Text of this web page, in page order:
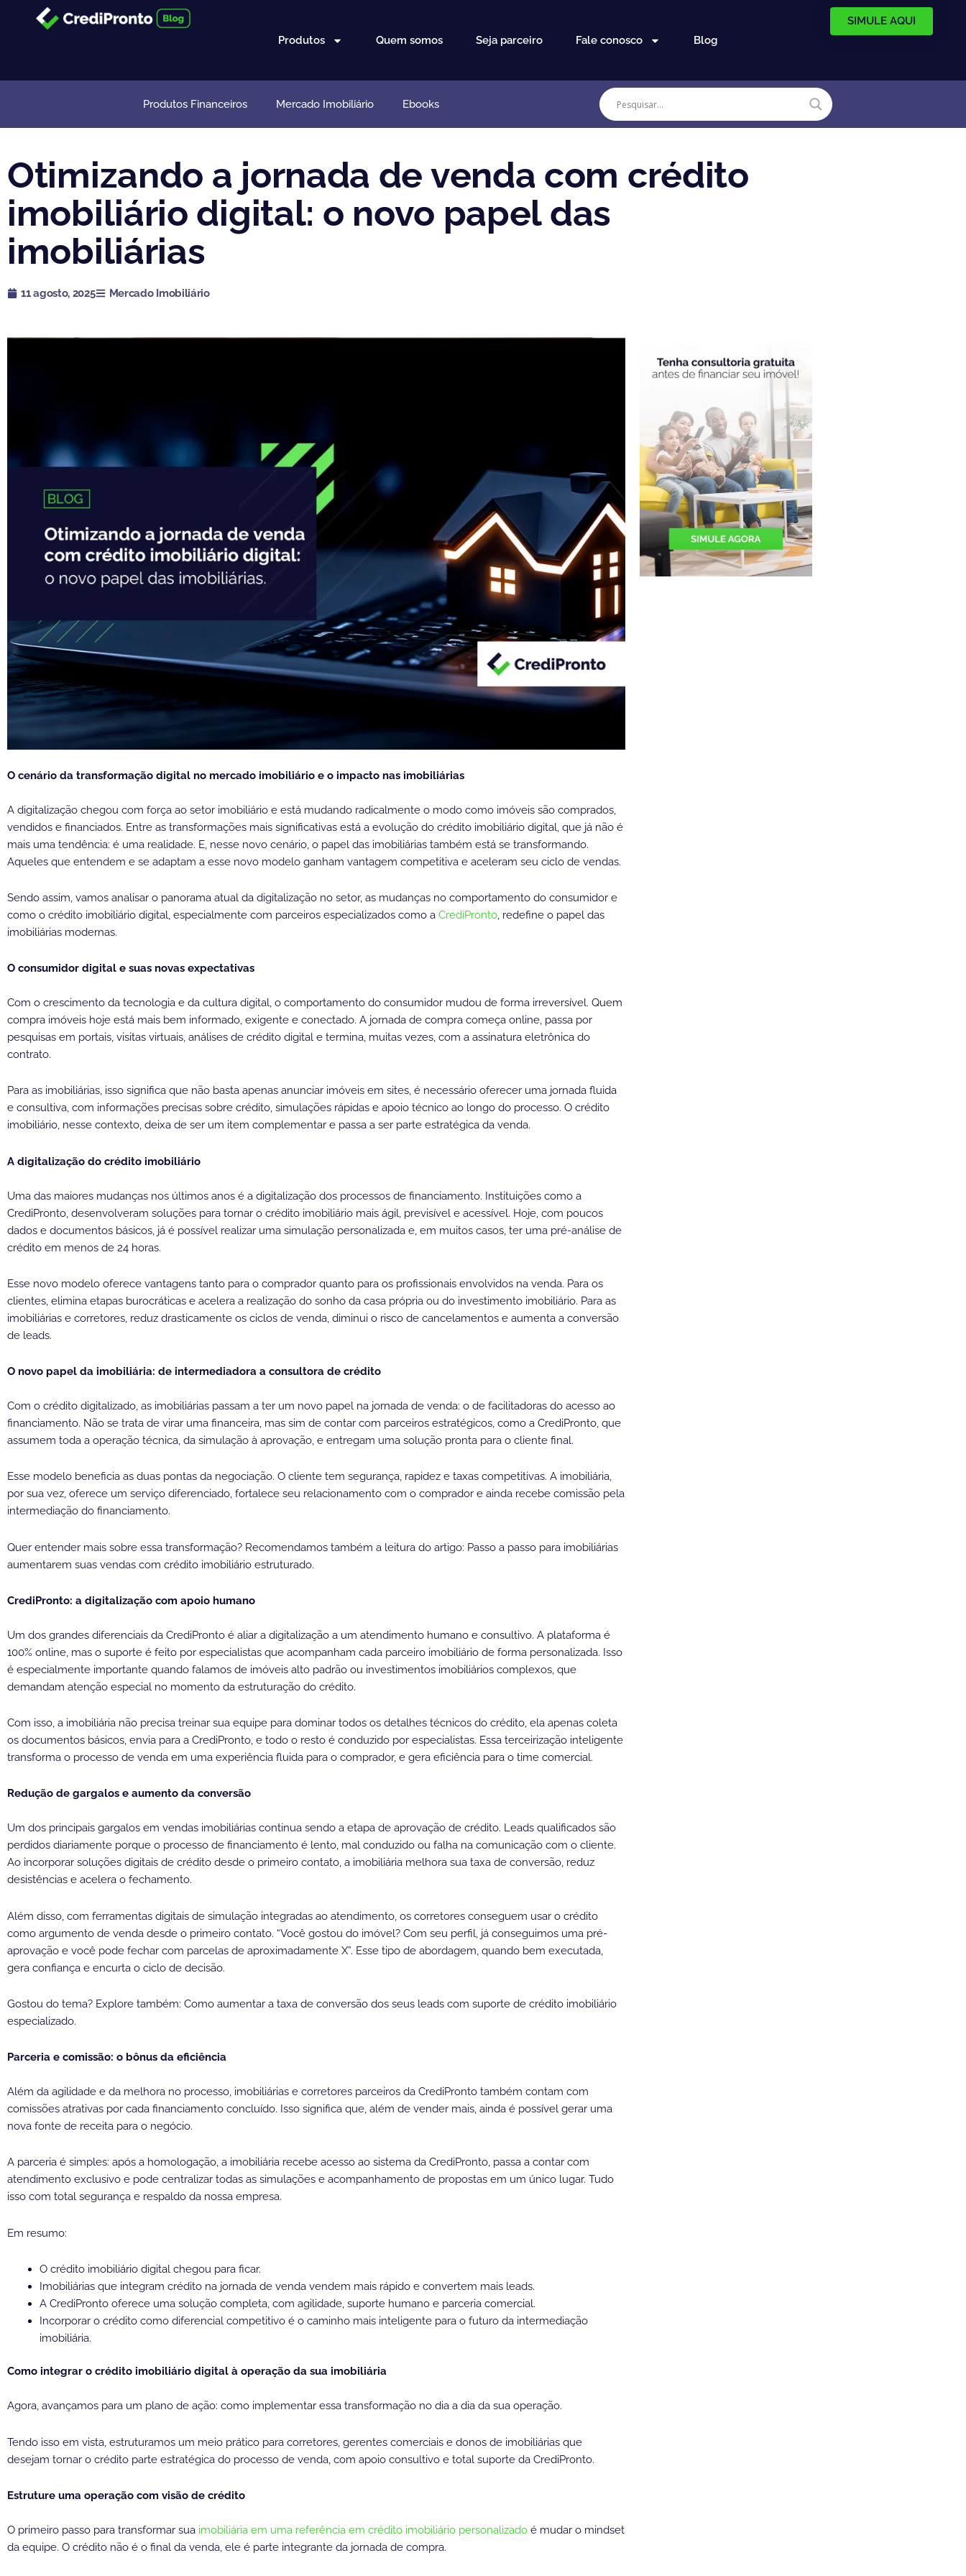
Produtos Quem somos Seja parceiro Fale conosco Blog
SIMULE AQUI
Produtos Financeiros Mercado Imobiliário Ebooks
Otimizando a jornada de venda com crédito
imobiliário digital: o novo papel das
imobiliárias
11 agosto, 2025 Mercado Imobiliário
O cenário da transformação digital no mercado imobiliário e o impacto nas imobiliárias
A digitalização chegou com força ao setor imobiliário e está mudando radicalmente o modo como imóveis são comprados,
vendidos e financiados. Entre as transformações mais significativas está a evolução do crédito imobiliário digital, que já não é
mais uma tendência: é uma realidade. E, nesse novo cenário, o papel das imobiliárias também está se transformando.
Aqueles que entendem e se adaptam a esse novo modelo ganham vantagem competitiva e aceleram seu ciclo de vendas.
Sendo assim, vamos analisar o panorama atual da digitalização no setor, as mudanças no comportamento do consumidor e
como o crédito imobiliário digital, especialmente com parceiros especializados como a CrediPronto, redefine o papel das
imobiliárias modernas.
O consumidor digital e suas novas expectativas
Com o crescimento da tecnologia e da cultura digital, o comportamento do consumidor mudou de forma irreversível. Quem
compra imóveis hoje está mais bem informado, exigente e conectado. A jornada de compra começa online, passa por
pesquisas em portais, visitas virtuais, análises de crédito digital e termina, muitas vezes, com a assinatura eletrônica do
contrato.
Para as imobiliárias, isso significa que não basta apenas anunciar imóveis em sites, é necessário oferecer uma jornada fluida
e consultiva, com informações precisas sobre crédito, simulações rápidas e apoio técnico ao longo do processo. O crédito
imobiliário, nesse contexto, deixa de ser um item complementar e passa a ser parte estratégica da venda.
A digitalização do crédito imobiliário
Uma das maiores mudanças nos últimos anos é a digitalização dos processos de financiamento. Instituições como a
CrediPronto, desenvolveram soluções para tornar o crédito imobiliário mais ágil, previsível e acessível. Hoje, com poucos
dados e documentos básicos, já é possível realizar uma simulação personalizada e, em muitos casos, ter uma pré-análise de
crédito em menos de 24 horas.
Esse novo modelo oferece vantagens tanto para o comprador quanto para os profissionais envolvidos na venda. Para os
clientes, elimina etapas burocráticas e acelera a realização do sonho da casa própria ou do investimento imobiliário. Para as
imobiliárias e corretores, reduz drasticamente os ciclos de venda, diminui o risco de cancelamentos e aumenta a conversão
de leads.
O novo papel da imobiliária: de intermediadora a consultora de crédito
Com o crédito digitalizado, as imobiliárias passam a ter um novo papel na jornada de venda: o de facilitadoras do acesso ao
financiamento. Não se trata de virar uma financeira, mas sim de contar com parceiros estratégicos, como a CrediPronto, que
assumem toda a operação técnica, da simulação à aprovação, e entregam uma solução pronta para o cliente final.
Esse modelo beneficia as duas pontas da negociação. O cliente tem segurança, rapidez e taxas competitivas. A imobiliária,
por sua vez, oferece um serviço diferenciado, fortalece seu relacionamento com o comprador e ainda recebe comissão pela
intermediação do financiamento.
Quer entender mais sobre essa transformação? Recomendamos também a leitura do artigo: Passo a passo para imobiliárias
aumentarem suas vendas com crédito imobiliário estruturado.
CrediPronto: a digitalização com apoio humano
Um dos grandes diferenciais da CrediPronto é aliar a digitalização a um atendimento humano e consultivo. A plataforma é
100% online, mas o suporte é feito por especialistas que acompanham cada parceiro imobiliário de forma personalizada. Isso
é especialmente importante quando falamos de imóveis alto padrão ou investimentos imobiliários complexos, que
demandam atenção especial no momento da estruturação do crédito.
Com isso, a imobiliária não precisa treinar sua equipe para dominar todos os detalhes técnicos do crédito, ela apenas coleta
os documentos básicos, envia para a CrediPronto, e todo o resto é conduzido por especialistas. Essa terceirização inteligente
transforma o processo de venda em uma experiência fluida para o comprador, e gera eficiência para o time comercial.
Redução de gargalos e aumento da conversão
Um dos principais gargalos em vendas imobiliárias continua sendo a etapa de aprovação de crédito. Leads qualificados são
perdidos diariamente porque o processo de financiamento é lento, mal conduzido ou falha na comunicação com o cliente.
Ao incorporar soluções digitais de crédito desde o primeiro contato, a imobiliária melhora sua taxa de conversão, reduz
desistências e acelera o fechamento.
Além disso, com ferramentas digitais de simulação integradas ao atendimento, os corretores conseguem usar o crédito
como argumento de venda desde o primeiro contato. “Você gostou do imóvel? Com seu perfil, já conseguimos uma pré-
aprovação e você pode fechar com parcelas de aproximadamente X”. Esse tipo de abordagem, quando bem executada,
gera confiança e encurta o ciclo de decisão.
Gostou do tema? Explore também: Como aumentar a taxa de conversão dos seus leads com suporte de crédito imobiliário
especializado.
Parceria e comissão: o bônus da eficiência
Além da agilidade e da melhora no processo, imobiliárias e corretores parceiros da CrediPronto também contam com
comissões atrativas por cada financiamento concluído. Isso significa que, além de vender mais, ainda é possível gerar uma
nova fonte de receita para o negócio.
A parceria é simples: após a homologação, a imobiliária recebe acesso ao sistema da CrediPronto, passa a contar com
atendimento exclusivo e pode centralizar todas as simulações e acompanhamento de propostas em um único lugar. Tudo
isso com total segurança e respaldo da nossa empresa.
Em resumo:
O crédito imobiliário digital chegou para ficar.
Imobiliárias que integram crédito na jornada de venda vendem mais rápido e convertem mais leads.
A CrediPronto oferece uma solução completa, com agilidade, suporte humano e parceria comercial.
Incorporar o crédito como diferencial competitivo é o caminho mais inteligente para o futuro da intermediação
imobiliária.
Como integrar o crédito imobiliário digital à operação da sua imobiliária
Agora, avançamos para um plano de ação: como implementar essa transformação no dia a dia da sua operação.
Tendo isso em vista, estruturamos um meio prático para corretores, gerentes comerciais e donos de imobiliárias que
desejam tornar o crédito parte estratégica do processo de venda, com apoio consultivo e total suporte da CrediPronto.
Estruture uma operação com visão de crédito
O primeiro passo para transformar sua imobiliária em uma referência em crédito imobiliário personalizado é mudar o mindset
da equipe. O crédito não é o final da venda, ele é parte integrante da jornada de compra.